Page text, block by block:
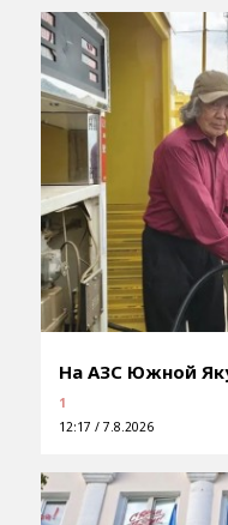
На АЗС Южной
1
12:17 / 7.8.2026